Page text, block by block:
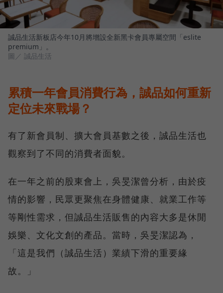
誠品生活新板店今年10月將增設全新黑卡會員專屬空間「eslite
premium」。
圖／ 誠品生活
累積一年會員消費行為，誠品如何重新
定位未來戰場？
有了新會員制、擴大會員基數之後，誠品生活也
觀察到了不同的消費者面貌。
在一年之前的股東會上，吳旻潔曾分析，由於疫
情的影響，民眾更聚焦在身體健康、就業工作等
等剛性需求，但誠品生活販售的內容大多是休閒
娛樂、文化文創的產品。當時，吳旻潔認為，
「這是我們（誠品生活）業績下滑的重要緣
故。」